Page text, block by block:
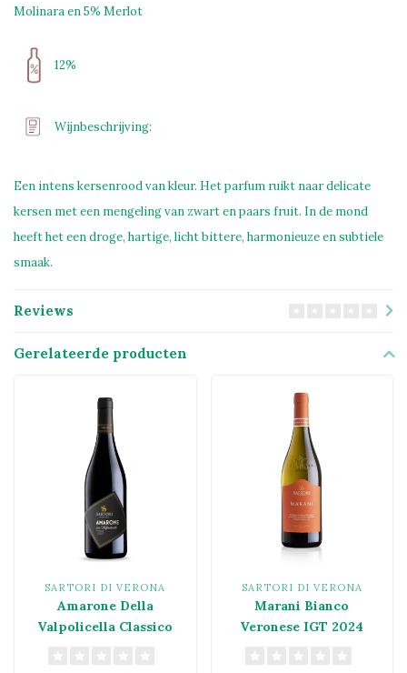
Molinara en 5% Merlot
12%
Wijnbeschrijving:
Een intens kersenrood van kleur. Het parfum ruikt naar delicate
kersen met een mengeling van zwart en paars fruit. In de mond
heeft het een droge, hartige, licht bittere, harmonieuze en subtiele
smaak.
Reviews
Gerelateerde producten
SARTORI DI VERONA
Amarone Della
Valpolicella Classico
SARTORI DI VERONA
Marani Bianco
Veronese IGT 2024